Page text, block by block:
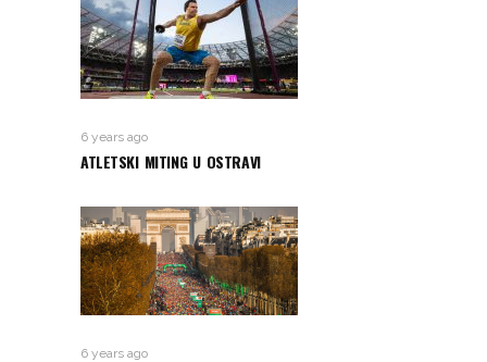
6 years ago
ATLETSKI MITING U OSTRAVI
6 years ago